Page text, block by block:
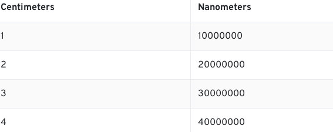
Centimeters Nanometers
1 10000000
2 20000000
3 30000000
4 40000000